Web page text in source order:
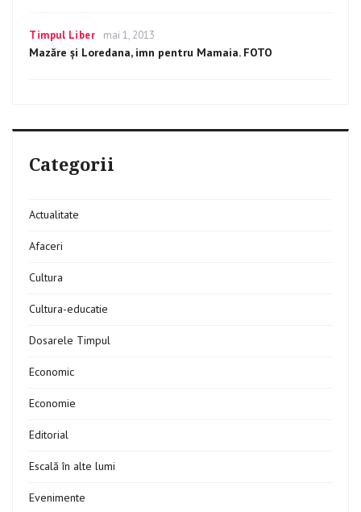
Categories
Timpul Liber
Posted
on
mai 1, 2013
Mazăre și Loredana, imn pentru Mamaia. FOTO
Categorii
Actualitate
Afaceri
Cultura
Cultura-educatie
Dosarele Timpul
Economic
Economie
Editorial
Escală în alte lumi
Evenimente